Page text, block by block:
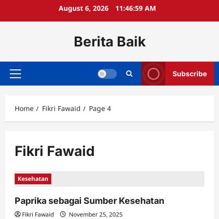
August 6, 2026 11:46:59 AM
Berita Baik
Primary
Subscribe
Home Fikri Fawaid Page 4
Fikri Fawaid
Kesehatan
Paprika sebagai Sumber Kesehatan
Fikri Fawaid November 25, 2025